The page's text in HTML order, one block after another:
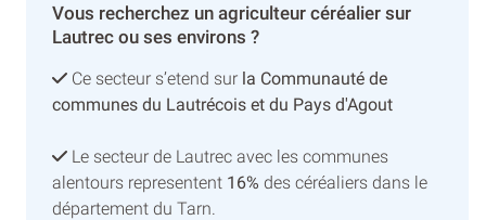
Vous recherchez un agriculteur céréalier sur
Lautrec ou ses environs ?
Ce secteur s’etend sur la Communauté de
communes du Lautrécois et du Pays d'Agout
Le secteur de Lautrec avec les communes
alentours representent 16% des céréaliers dans le
département du Tarn.